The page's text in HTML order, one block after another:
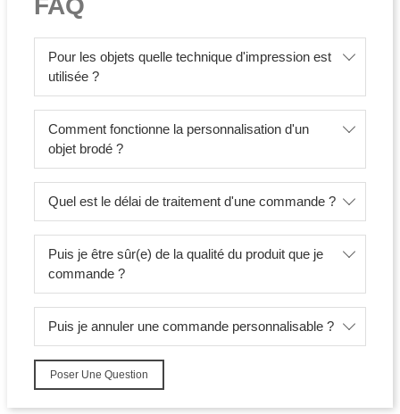
FAQ
Pour les objets quelle technique d'impression est
utilisée ?
Comment fonctionne la personnalisation d'un
objet brodé ?
Quel est le délai de traitement d'une commande ?
Puis je être sûr(e) de la qualité du produit que je
commande ?
Puis je annuler une commande personnalisable ?
Poser Une Question